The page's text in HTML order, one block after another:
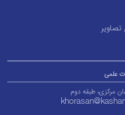
علمی
مرکزی، طبقه دوم